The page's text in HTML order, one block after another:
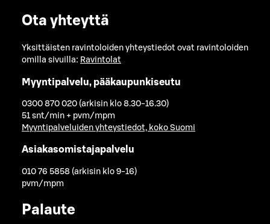
Ota yhteyttä
Yksittäisten ravintoloiden yhteystiedot ovat ravintoloiden
omilla sivuilla: Ravintolat
Myyntipalvelu, pääkaupunkiseutu
0300 870 020 (arkisin klo 8.30-16.30)
51 snt/min + pvm/mpm
Myyntipalveluiden yhteystiedot, koko Suomi
Asiakasomistajapalvelu
010 76 5858 (arkisin klo 9-16)
pvm/mpm
Palaute